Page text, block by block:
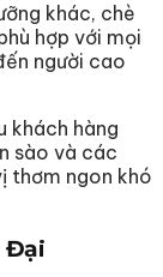
khác, chè
hợp với mọi
người cao
khách hàng
sào và các
thơm ngon khó
Đại